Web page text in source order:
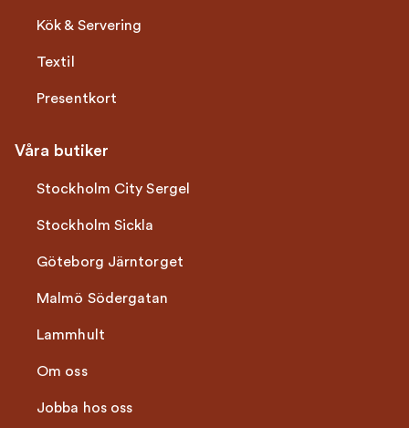
Kök & Servering
Textil
Presentkort
Våra butiker
Stockholm City Sergel
Stockholm Sickla
Göteborg Järntorget
Malmö Södergatan
Lammhult
Om oss
Jobba hos oss